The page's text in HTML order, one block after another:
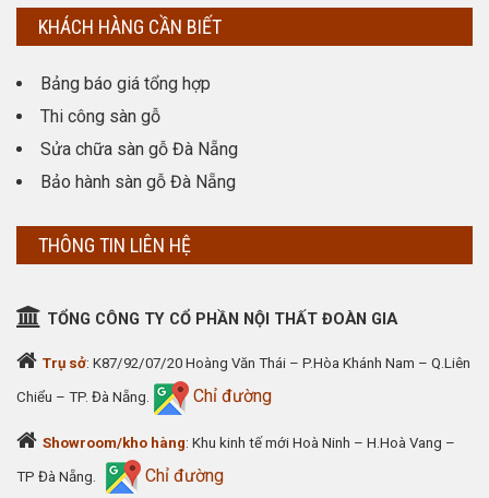
KHÁCH HÀNG CẦN BIẾT
Bảng báo giá tổng hợp
Thi công sàn gỗ
Sửa chữa sàn gỗ Đà Nẵng
Bảo hành sàn gỗ Đà Nẵng
THÔNG TIN LIÊN HỆ
TỔNG CÔNG TY CỔ PHẦN NỘI THẤT ĐOÀN GIA
Trụ sở: K87/92/07/20 Hoàng Văn Thái – P.Hòa Khánh Nam – Q.Liên
Chiểu – TP. Đà Nẵng. Chỉ đường
Showroom/kho hàng: Khu kinh tế mới Hoà Ninh – H.Hoà Vang –
TP Đà Nẵng. Chỉ đường